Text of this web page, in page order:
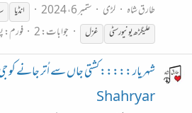
طارق شاہ
لڑی ستمبر 6، 2024 انڈیا
علیگڑھیونیورسٹی غزل جوابات: 2 فورم:
شہریار ::::: کشتی جاں سے اُتر جانے
Shahryar